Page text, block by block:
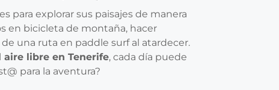
para explorar sus paisajes de manera
en bicicleta de montaña, hacer
una ruta en paddle surf al atardecer.
aire libre en Tenerife, cada día puede
para la aventura?